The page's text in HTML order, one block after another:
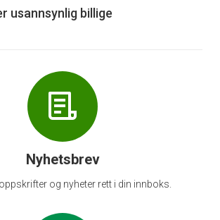
usannsynlig billige
Nyhetsbrev
og nyheter rett i din innboks.